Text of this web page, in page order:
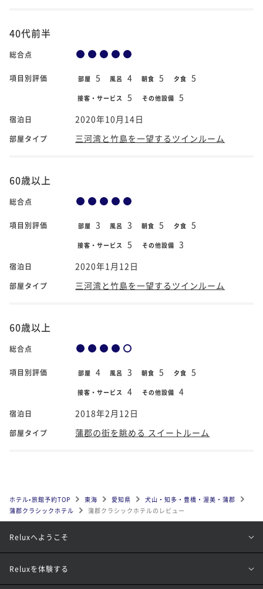
40代前半
総合点
項目別評価 部屋 5 風呂 4 朝食 5 夕食 5
接客・サービス 5 その他設備 5
宿泊日 2020年10月14日
部屋タイプ 三河湾と竹島を一望するツインルーム
60歳以上
総合点
項目別評価 部屋 3 風呂 3 朝食 5 夕食 5
接客・サービス 5 その他設備 3
宿泊日 2020年1月12日
部屋タイプ 三河湾と竹島を一望するツインルーム
60歳以上
総合点
項目別評価 部屋 4 風呂 3 朝食 5 夕食 5
接客・サービス 4 その他設備 4
宿泊日 2018年2月12日
部屋タイプ 蒲郡の街を眺める スイートルーム
ホテル•旅館予約TOP 東海 愛知県
犬山・知多・豊橋・渥美・蒲郡
蒲郡クラシックホテル
蒲郡クラシックホテルのレビュー
Reluxへようこそ
Reluxを体験する